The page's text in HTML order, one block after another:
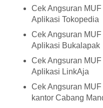
Cek Angsuran
Aplikasi Tokopedia
Cek Angsuran
Aplikasi Bukalapak
Cek Angsuran
Aplikasi LinkAja
Cek Angsuran
kantor Cabang